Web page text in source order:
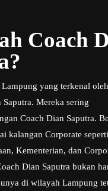
Coach
yang terkenal
Mereka sering
Coach Dian Saputra.
kalangan Corporate
Kementerian, dan
Dian Saputra bukan
di wilayah Lampung